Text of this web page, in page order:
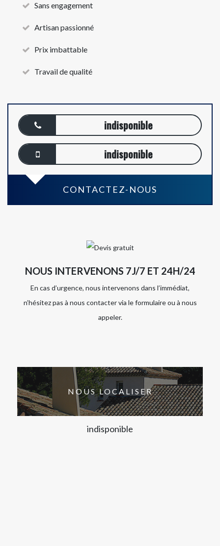
Sans engagement
Artisan passionné
Prix imbattable
Travail de qualité
indisponible
indisponible
CONTACTEZ-NOUS
NOUS INTERVENONS 7J/7 ET 24H/24
En cas d’urgence, nous intervenons dans l’immédiat,
n’hésitez pas à nous contacter via le formulaire ou à nous
appeler.
NOUS LOCALISER
indisponible